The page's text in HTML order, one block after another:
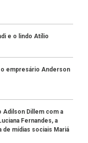
e o lindo Atílio
o empresário Anderson
Adilson Dillem com a
Fernandes, a
de mídias sociais Mariá